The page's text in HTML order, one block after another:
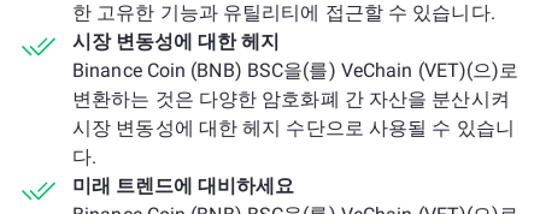
한 고유한 기능과 유틸리티에 접근할 수 있습니다.
시장 변동성에 대한 헤지
Binance Coin (BNB) BSC을(를) VeChain (VET)(으)로
변환하는 것은 다양한 암호화폐 간 자산을 분산시켜
시장 변동성에 대한 헤지 수단으로 사용될 수 있습니
다.
미래 트렌드에 대비하세요